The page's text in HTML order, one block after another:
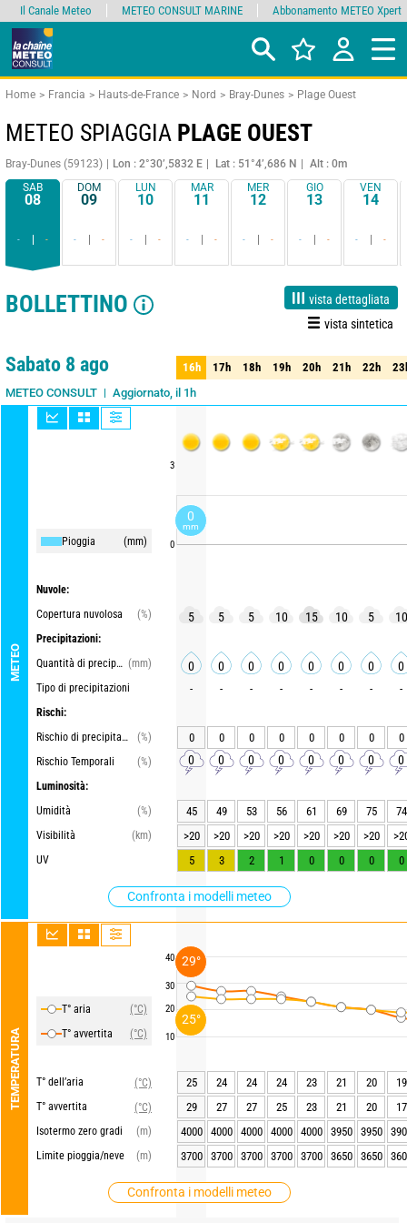
Home Francia Hauts-de-France Nord Bray-Dunes Plage Ouest
METEO SPIAGGIA PLAGE OUEST
Bray-Dunes (59123) Lon : 2°30’,5832 E Lat : 51°4’,686 N
Alt : 0m
SAB
08
- -
DOM
09
- -
LUN
10
- -
MAR
11
- -
MER
12
- -
GIO
13
- -
VEN
14
- -
BOLLETTINO
vista dettagliata
vista sintetica
Live 1 giorno 7 giorni 15 giorni Affidabilità 90%
Sabato 8 ago
METEO CONSULT Aggiornato, il 1h
METEO
Pioggia (mm)
Nuvole:
Copertura nuvolosa
(%)
Precipitazioni:
Quantità di precipitazioni (mm)
Tipo di precipitazioni
Rischi:
Rischio di precipitazioni
(%)
Rischio Temporali
(%)
Luminosità:
Umidità
(%)
Visibilità
(km)
UV
Confronta i modelli meteo
TEMPERATURA
T° aria
(°C)
T° avvertita
(°C)
T° dell’aria
(°C)
T° avvertita
(°C)
Isotermo zero gradi
(m)
Limite pioggia/neve
(m)
Confronta i modelli meteo
3
0
40
30
20
10
16h 17h 18h 19h 20h 21h 22h
16h 17h 18h 19h 20h 21h 22h
5 5 5 10 15 10 5 10
0 0 0 0 0 0 0 0
- - - - - - - -
0 0 0 0 0 0 0 0
0 0 0 0 0 0 0 0
45 49 53 56 61 69 75
74
>20
>20 >20 >20 >20 >20 >20
5
3 2 1 0 0 0 0
25 24 24 24 23 21 20
19
29
27 27 25 23 21 20
17
4000
4000 4000 4000 4000 3950 3950
3700
3700 3700 3700 3700 3650 3650
Il Canale Meteo METEO CONSULT MARINE Abbonamento METEO Xpert
0
mm
25°
29°